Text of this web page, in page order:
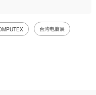
台湾电脑展